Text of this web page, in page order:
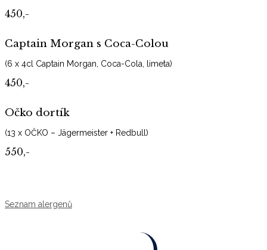
450,-
Captain Morgan s Coca-Colou
(6 x 4cl Captain Morgan, Coca-Cola, limeta)
450,-
Očko dortík
(13 x OČKO – Jägermeister + Redbull)
550,-
Seznam alergenů